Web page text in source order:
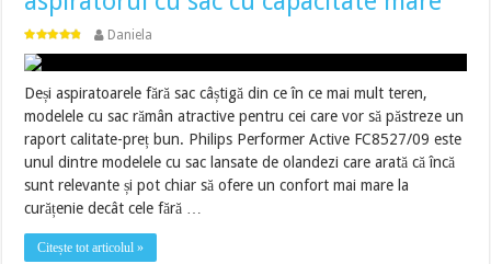
Daniela
Deși aspiratoarele fără sac câștigă din ce în ce mai mult teren,
modelele cu sac rămân atractive pentru cei care vor să păstreze un
raport calitate-preț bun. Philips Performer Active FC8527/09 este
unul dintre modelele cu sac lansate de olandezi care arată că încă
sunt relevante și pot chiar să ofere un confort mai mare la
curățenie decât cele fără …
Citește tot articolul »